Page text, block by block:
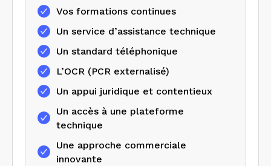
Vos formations continues
Un service d’assistance technique
Un standard téléphonique
L’OCR (PCR externalisé)
Un appui juridique et contentieux
Un accès à une plateforme
technique
Une approche commerciale
innovante